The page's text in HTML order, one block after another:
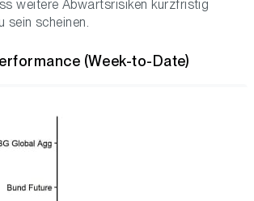
weitere Abwärtsrisiken kurzfristig
sein scheinen.
(Week-to-Date)